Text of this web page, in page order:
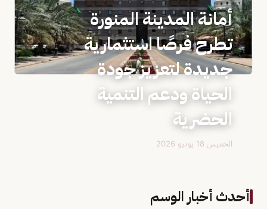
أمانة المدينة المنورة
تطرح فرصًا استثمارية
جديدة لتعزيز جودة
الحياة ودعم التنمية
الحضرية
الخميس 18 يونيو 2026
أحدث أخبار الوسم